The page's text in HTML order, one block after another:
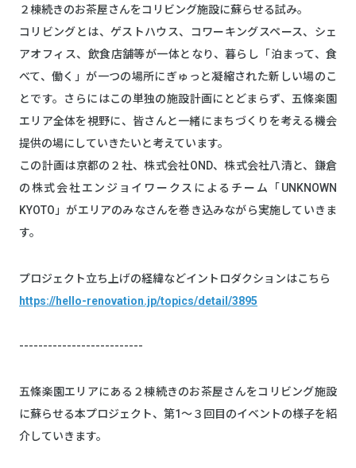
２棟続きのお茶屋さんをコリビング施設に蘇らせる試み。
コリビングとは、ゲストハウス、コワーキングスペース、シェ
アオフィス、飲食店舗等が一体となり、暮らし「泊まって、食
べて、働く」が一つの場所にぎゅっと凝縮された新しい場のこ
とです。さらにはこの単独の施設計画にとどまらず、五條楽園
エリア全体を視野に、皆さんと一緒にまちづくりを考える機会
提供の場にしていきたいと考えています。
この計画は京都の２社、株式会社OND、株式会社八清と、鎌倉
の株式会社エンジョイワークスによるチーム「UNKNOWN
KYOTO」がエリアのみなさんを巻き込みながら実施していきま
す。
プロジェクト立ち上げの経緯などイントロダクションはこちら
https://hello-renovation.jp/topics/detail/3895
--------------------------
五條楽園エリアにある２棟続きのお茶屋さんをコリビング施設
に蘇らせる本プロジェクト、第1～３回目のイベントの様子を紹
介していきます。